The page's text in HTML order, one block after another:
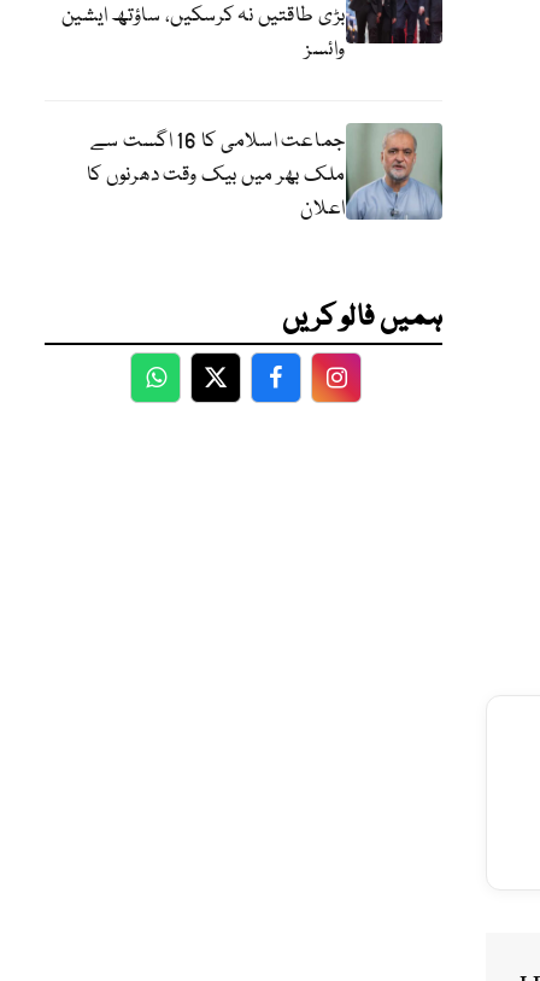
بڑی طاقتیں نہ کرسکیں، ساؤتھ ایشین
وائسز
جماعت اسلامی کا 16 اگست سے
ملک بھر میں بیک وقت دھرنوں کا
اعلان
ہمیں فالو کریں
WhatsApp
TwitterFacebookFacebook